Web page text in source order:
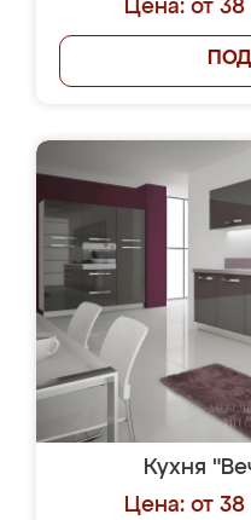
Цена: от
Кухня
Цена: от